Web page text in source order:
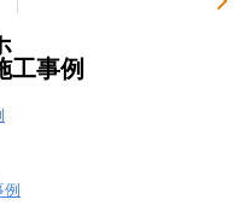
工事例